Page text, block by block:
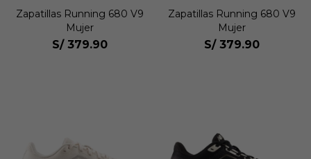
Zapatillas Running 680 V9
Mujer
S/ 379.90
Zapatillas Running 680 V9
Mujer
S/ 379.90